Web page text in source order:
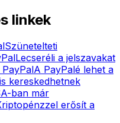
linkek
Szünetelteti
Lecseréli a jelszavakat
A PayPalé lehet a
kereskedhetnek
ban már
erősít a